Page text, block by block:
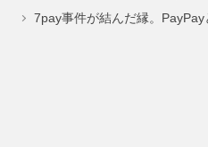
ジ
7pay事件が結んだ縁。